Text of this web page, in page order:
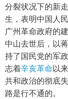
分裂状况下的新
生，表明中国人
广州革命政府的
中山去世后，以
持了国民党的军
志着辛亥革命以
共和政治的彻底
路是行不通的。